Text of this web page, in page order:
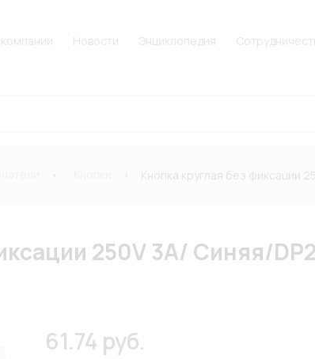
Новости Энциклопедия
Кнопка круглая без фиксации
250V 3A/ Синяя/
61.74 руб.